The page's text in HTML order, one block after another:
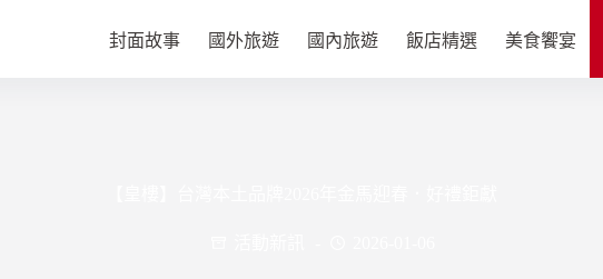
封面故事 國外旅遊 國內旅遊 飯店精選 美食饗宴